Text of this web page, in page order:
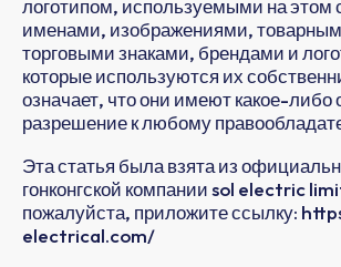
логотипом, используемыми на этом
именами, изображениями,
торговыми знаками, брендами и
которые используются их
означает, что они имеют какое-
разрешение к любому
Эта статья была взята из
гонконгской компании sol electric
пожалуйста, приложите ссылку:
electrical.com/